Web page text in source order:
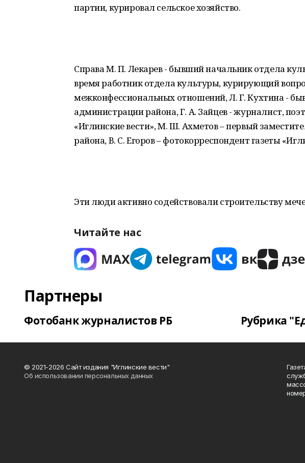
партии, курировал сельское хозяйство.
Справа М. П. Лекарев - бывший начальник отдела
время работник отдела культуры, курирующий
межконфессиональных отношений, Л. Г. Кухтина -
администрации района, Г. А. Зайцев - журналист,
«Иглинские вести», М. Ш. Ахметов – первый
района, В. С. Егоров – фотокорреспондент газеты
Эти люди активно содействовали строительству
Читайте нас
Партнеры
Фотобанк журналистов РБ Рубрика
© 2021-2026 Сайт издания "Иглинские вести"
Об использовании персональных данных